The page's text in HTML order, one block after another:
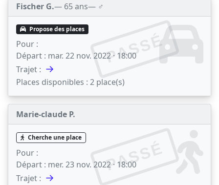
Fischer G.— 65 ans— ♂️
PASSÉ
Propose des places
Pour :
Départ : mar. 22 nov. 2022 · 18:00
Trajet : →
Places disponibles : 2 place(s)
Marie-claude P.
PASSÉ
Cherche une place
Pour :
Départ : mer. 23 nov. 2022 · 18:00
Trajet : →